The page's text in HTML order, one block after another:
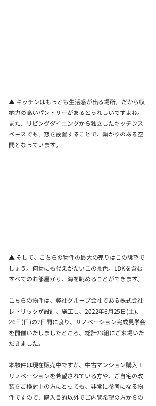
▲ キッチンはもっとも生活感が出る場所。だから収
納力の高いパントリーがあるとうれしいですよね。
また、リビングダイニングから独立したキッチンス
ペースでも、窓を設置することで、繋がりのある空
間となっています。
▲ そして、こちらの物件の最大の売りはこの眺望で
しょう。何物にも代えがたいこの景色。LDKを含む
すべてのお部屋から、海を眺めることができます。
こちらの物件は、弊社グループ会社である株式会社
レトリックが設計、施工し、2022年6月25日(土)、
26日(日)の2日間に渡り、リノベーション完成見学会
を開催いたしましたところ、総計23組にご来場いた
だきました。
本物件は現在販売中ですが、中古マンション購入＋
リノベーションを希望されている方や、ご自宅の改
装をご検討中の方にとっても、非常に参考になる物
件ですので、購入目的以外でご内覧希望の方からの